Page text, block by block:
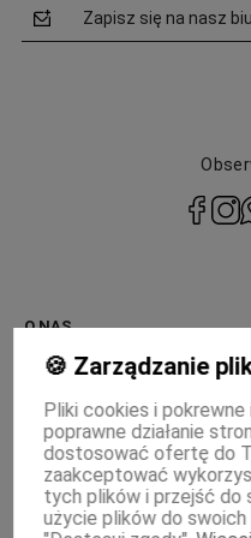
Zapisz się na nasz
O NAS
INFORMACJE
PŁATNOŚCI I DOSTAWA
MOJE KONTO
🍪 Zarządzanie
Pliki cookies i
poprawne działanie
dostosować ofertę do
zaakceptować
tych plików i przejść do
użycie plików do